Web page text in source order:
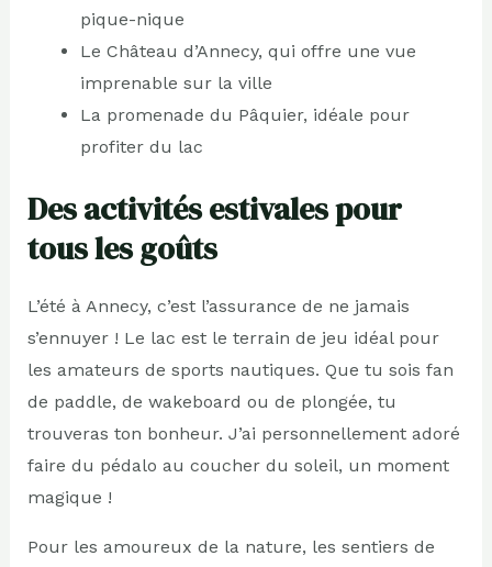
pique-nique
Le Château d’Annecy, qui offre une vue
imprenable sur la ville
La promenade du Pâquier, idéale pour
profiter du lac
Des activités estivales pour
tous les goûts
L’été à Annecy, c’est l’assurance de ne jamais
s’ennuyer ! Le lac est le terrain de jeu idéal pour
les amateurs de sports nautiques. Que tu sois fan
de paddle, de wakeboard ou de plongée, tu
trouveras ton bonheur. J’ai personnellement adoré
faire du pédalo au coucher du soleil, un moment
magique !
Pour les amoureux de la nature, les sentiers de